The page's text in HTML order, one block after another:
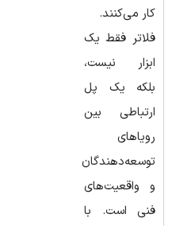
کار می‌کنند.
فلاتر فقط یک
ابزار نیست،
بلکه یک پل
ارتباطی بین
رویاهای
توسعه‌دهندگان
و واقعیت‌های
فنی است. با